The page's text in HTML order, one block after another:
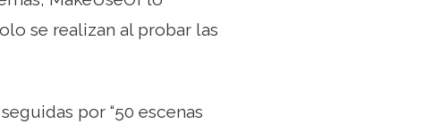
se realizan al probar las
por “50 escenas